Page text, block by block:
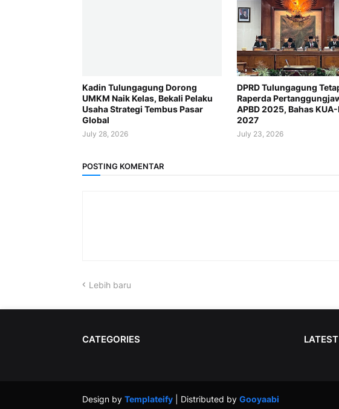
Kadin Tulungagung Dorong
UMKM Naik Kelas, Bekali Pelaku
Usaha Strategi Tembus Pasar
Global
July 28, 2026
DPRD Tulungagung
Raperda
APBD 2025, Bahas KUA-
2027
July 23, 2026
POSTING KOMENTAR
Lebih baru
CATEGORIES
Design by Templateify| Distributed by Gooyaabi